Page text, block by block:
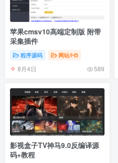
苹果cmsv10高端定制版 附带
采集插件
程序源码 网站/H5
8月4日 589
影视盒子TV神马9.0反编译源
码+教程